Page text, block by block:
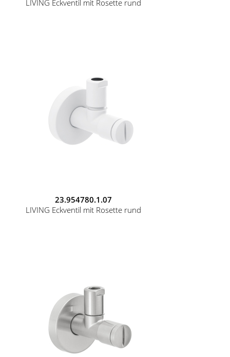
LIVING Eckventil mit Rosette rund
23.954780.1.07
LIVING Eckventil mit Rosette rund